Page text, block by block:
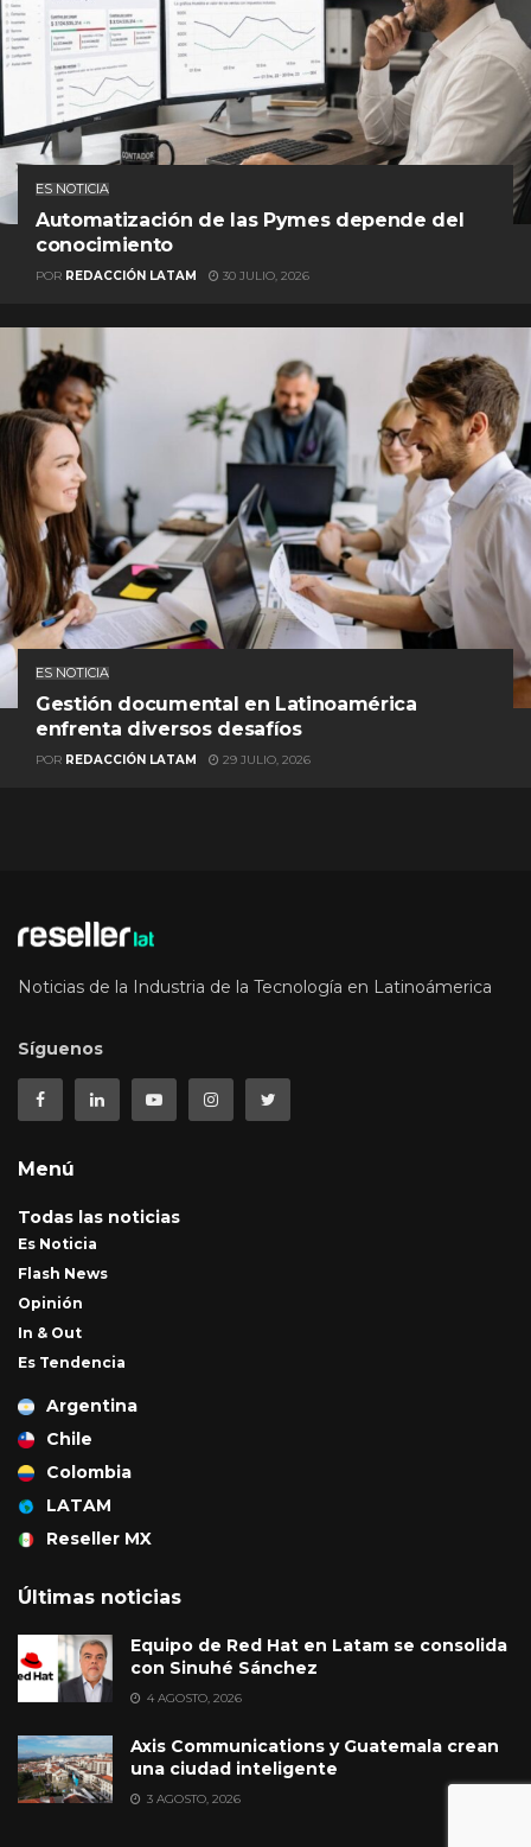
ES NOTICIA
Automatización de las Pymes depende del
conocimiento
POR REDACCIÓN LATAM 30 JULIO, 2026
ES NOTICIA
Gestión documental en Latinoamérica
enfrenta diversos desafíos
POR REDACCIÓN LATAM 29 JULIO, 2026
Noticias de la Industria de la Tecnología en Latinoámerica
Síguenos
Menú
Todas las noticias
Es Noticia
Flash News
Opinión
In & Out
Es Tendencia
Argentina
Chile
Colombia
LATAM
Reseller MX
Últimas noticias
Equipo de Red Hat en Latam se consolida
con Sinuhé Sánchez
4 AGOSTO, 2026
Axis Communications y Guatemala crean
una ciudad inteligente
3 AGOSTO, 2026